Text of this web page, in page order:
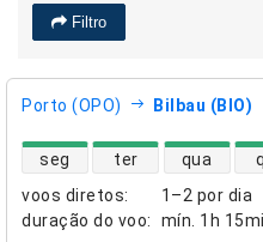
Filtro
Porto (OPO) Bilbau (BIO)
voos diretos:
1–2 por dia
duração do voo: mín. 1h
disponibilidade de voos
seg ter qua